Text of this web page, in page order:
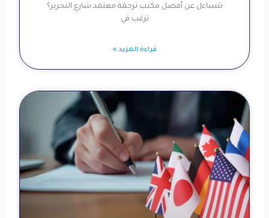
تتساءل عن أفضل مكتب ترجمة معتمد شارع التحرير؟
ترغب في
قراءة المزيد »